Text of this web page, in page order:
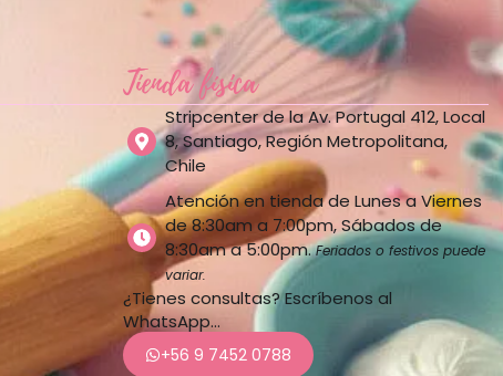
Tienda física
Stripcenter de la Av. Portugal 412, Local
8, Santiago, Región Metropolitana,
Chile
Atención en tienda de Lunes a Viernes
de 8:30am a 7:00pm, Sábados de
8:30am a 5:00pm.Feriados o festivos puede
variar.
¿Tienes consultas? Escríbenos al
WhatsApp…
+56 9 7452 0788